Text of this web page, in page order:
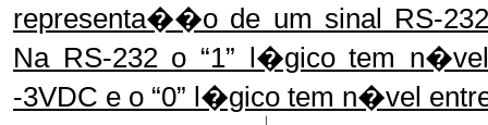
representa��o de um sinal RS-
Na RS-232 o “1” l�gico tem
-3VDC e o “0” l�gico tem n�vel